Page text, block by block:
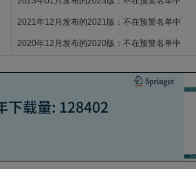
2021年12月发布的2021版：不在预警名单中
2020年12月发布的2020版：不在预警名单中